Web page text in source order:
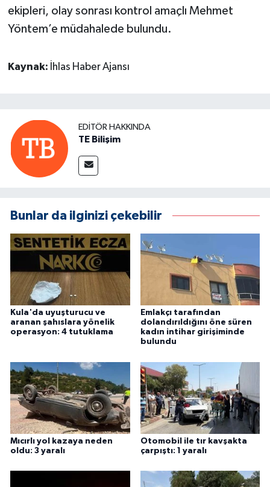
ekipleri, olay sonrası kontrol amaçlı Mehmet
Yöntem’e müdahalede bulundu.
Kaynak: İhlas Haber Ajansı
EDITÖR HAKKINDA
TE Bilişim
Bunlar da ilginizi çekebilir
Kula'da uyuşturucu ve
aranan şahıslara yönelik
operasyon: 4 tutuklama
Emlakçı tarafından
dolandırıldığını öne süren
kadın intihar girişiminde
bulundu
Mıcırlı yol kazaya neden
oldu: 3 yaralı
Otomobil ile tır kavşakta
çarpıştı: 1 yaralı